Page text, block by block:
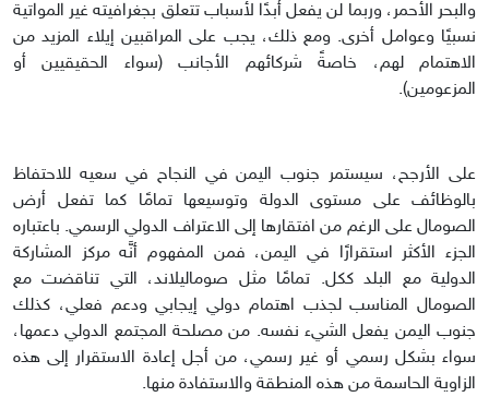
والبحر الأحمر، وربما لن يفعل أبدًا لأسباب تتعلق بجغرافيته غير المواتية
نسبيًا وعوامل أخرى. ومع ذلك، يجب على المراقبين إيلاء المزيد من
الاهتمام لهم، خاصةً شركائهم الأجانب (سواء الحقيقيين أو
المزعومين).
على الأرجح، سيستمر جنوب اليمن في النجاح في سعيه للاحتفاظ
بالوظائف على مستوى الدولة وتوسيعها تمامًا كما تفعل أرض
الصومال على الرغم من افتقارها إلى الاعتراف الدولي الرسمي. باعتباره
الجزء الأكثر استقرارًا في اليمن، فمن المفهوم أنَّه مركز المشاركة
الدولية مع البلد ككل. تمامًا مثل صوماليلاند، التي تناقضت مع
الصومال المناسب لجذب اهتمام دولي إيجابي ودعم فعلي، كذلك
جنوب اليمن يفعل الشيء نفسه. من مصلحة المجتمع الدولي دعمها،
سواء بشكل رسمي أو غير رسمي، من أجل إعادة الاستقرار إلى هذه
الزاوية الحاسمة من هذه المنطقة والاستفادة منها.